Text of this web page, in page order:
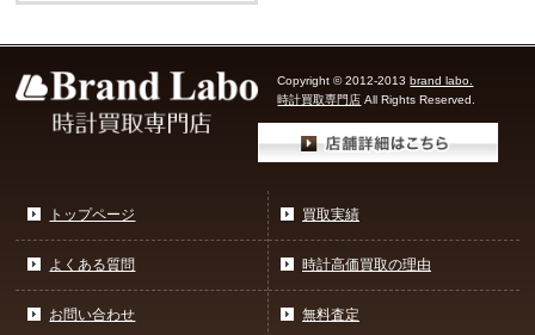
Copyright © 2012-2013brand labo.
時計買取専門店 All Rights Reserved.
トップページ
よくある質問
お問い合わせ
買取実績
時計高価買取の理由
無料査定